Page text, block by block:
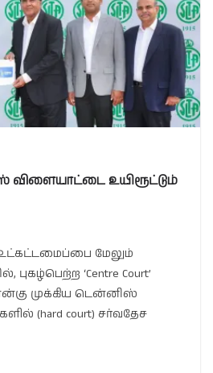
உயிரூட்டும்
மேலும்
‘Centre Court’
முக்கிய டென்னிஸ்
(hard court) சர்வதேச